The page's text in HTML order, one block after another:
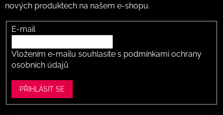
nových produktech na našem e-shopu.
E-mail
Vložením e-mailu souhlasíte s podmínkami ochrany
osobních údajů
PŘIHLÁSIT SE